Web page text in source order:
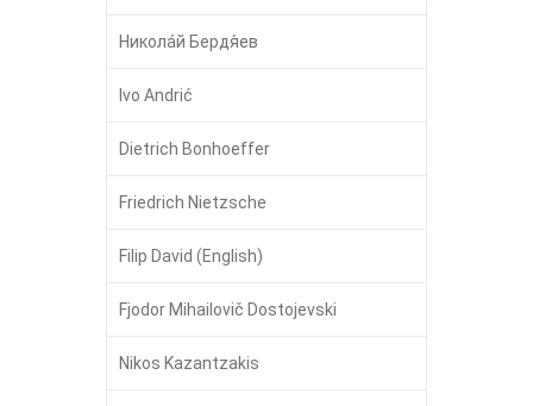
Никола́й Бердя́ев
Ivo Andrić
Dietrich Bonhoeffer
Friedrich Nietzsche
Filip David (English)
Fjodor Mihailovič Dostojevski
Nikos Kazantzakis